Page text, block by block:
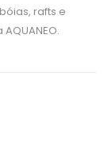
rafts e